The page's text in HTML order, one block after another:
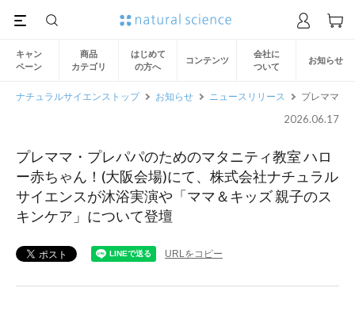
キャン
ペーン
商品
カテゴリ
はじめて
の方へ
コンテンツ
会社に
ついて
お知らせ
ナチュラルサイエンストップ お知らせ ニュースリリース プレママ・
2026.06.17
プレママ・プレパパのためのマタニティ教室 ハロ
ー赤ちゃん！(大阪会場)にて、株式会社ナチュラル
サイエンスが沐浴実演や「ママ＆キッズ 親子のス
キンケア」について登壇
URLをコピー